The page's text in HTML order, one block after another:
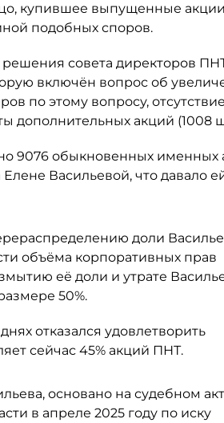
купившее выпущенные
подобных споров.
совета директоров
включён вопрос об
по этому вопросу,
дополнительных акций (1008
9076 обыкновенных именных
Васильевой, что давало
доли
объёма корпоративных прав
её доли и утрате
50%.
отказался удовлетворить
сейчас 45% акций ПНТ.
основано на судебном
в апреле 2025 году по иску